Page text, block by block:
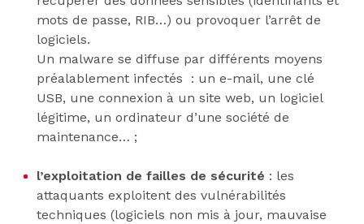
mots de passe, RIB…) ou provoquer l’arrêt de
logiciels.
Un malware se diffuse par différents moyens
préalablement infectés : un e-mail, une clé
USB, une connexion à un site web, un logiciel
légitime, un ordinateur d’une société de
maintenance… ;
l’exploitation de failles de sécurité : les
attaquants exploitent des vulnérabilités
techniques (logiciels non mis à jour, mauvaise